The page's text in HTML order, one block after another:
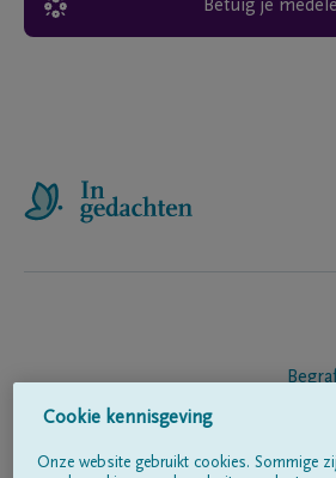
Betuig je
Cookie kennisgeving
Onze website gebruikt cookies. Sommige